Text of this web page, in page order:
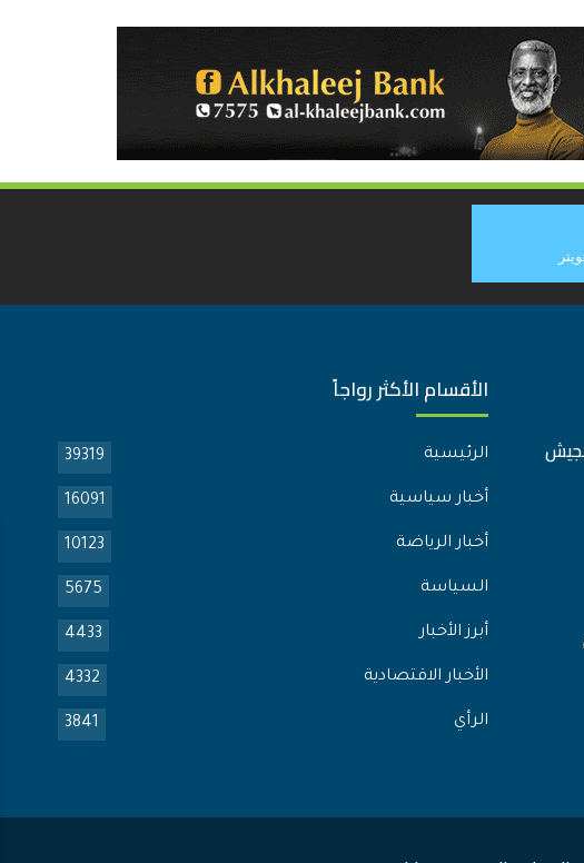
الأقسام الأكثر رواجاً
الرئيسية 39319
أخبار سياسية 16091
أخبار الرياضة 10123
السياسة 5675
أبرز الأخبار 4433
الأخبار الاقتصادية 4332
الرأي 3841